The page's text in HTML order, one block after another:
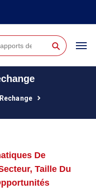
⚲
De
Taille Du